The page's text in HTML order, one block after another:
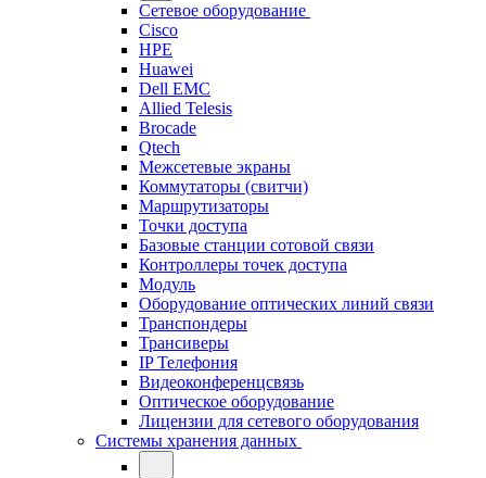
Сетевое оборудование
Cisco
HPE
Huawei
Dell EMC
Allied Telesis
Brocade
Qtech
Межсетевые экраны
Коммутаторы (свитчи)
Маршрутизаторы
Точки доступа
Базовые станции сотовой связи
Контроллеры точек доступа
Модуль
Оборудование оптических линий связи
Транспондеры
Трансиверы
IP Телефония
Видеоконференцсвязь
Оптическое оборудование
Лицензии для сетевого оборудования
Системы хранения данных